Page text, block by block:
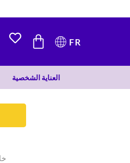
CARTFR
العناية الشخصية